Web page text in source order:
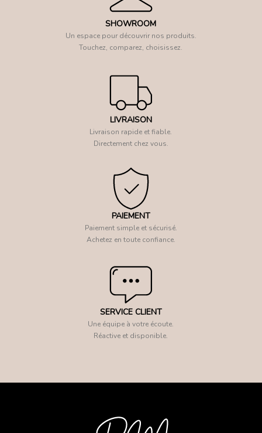
SHOWROOM
Un espace pour découvrir nos produits.
Touchez, comparez, choisissez.
LIVRAISON
Livraison rapide et fiable.
Directement chez vous.
PAIEMENT
Paiement simple et sécurisé.
Achetez en toute confiance.
SERVICE CLIENT
Une équipe à votre écoute.
Réactive et disponible.